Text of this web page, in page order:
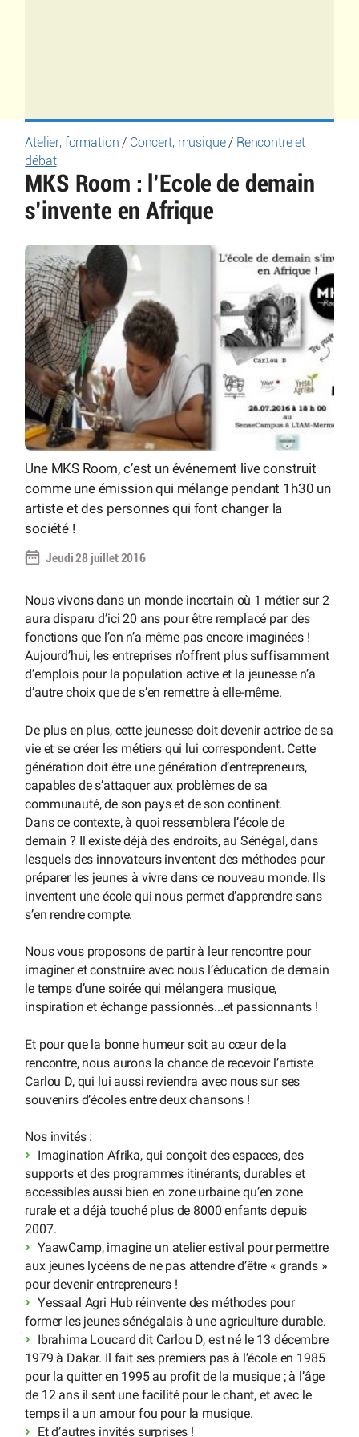
Atelier, formation / Concert, musique/ Rencontre et
débat
MKS Room : l’Ecole de demain
s’invente en Afrique
Une MKS Room, c’est un événement live construit
comme une émission qui mélange pendant 1h30 un
artiste et des personnes qui font changer la
société !
Jeudi 28 juillet 2016
Nous vivons dans un monde incertain où 1 métier sur 2
aura disparu d’ici 20 ans pour être remplacé par des
fonctions que l’on n’a même pas encore imaginées !
Aujourd’hui, les entreprises n’offrent plus suffisamment
d’emplois pour la population active et la jeunesse n’a
d’autre choix que de s’en remettre à elle-même.
De plus en plus, cette jeunesse doit devenir actrice de sa
vie et se créer les métiers qui lui correspondent. Cette
génération doit être une génération d’entrepreneurs,
capables de s’attaquer aux problèmes de sa
communauté, de son pays et de son continent.
Dans ce contexte, à quoi ressemblera l’école de
demain ? Il existe déjà des endroits, au Sénégal, dans
lesquels des innovateurs inventent des méthodes pour
préparer les jeunes à vivre dans ce nouveau monde. Ils
inventent une école qui nous permet d’apprendre sans
s’en rendre compte.
Nous vous proposons de partir à leur rencontre pour
imaginer et construire avec nous l’éducation de demain
le temps d’une soirée qui mélangera musique,
inspiration et échange passionnés...et passionnants !
Et pour que la bonne humeur soit au cœur de la
rencontre, nous aurons la chance de recevoir l’artiste
Carlou D, qui lui aussi reviendra avec nous sur ses
souvenirs d’écoles entre deux chansons !
Nos invités :
Imagination Afrika, qui conçoit des espaces, des
supports et des programmes itinérants, durables et
accessibles aussi bien en zone urbaine qu’en zone
rurale et a déjà touché plus de 8000 enfants depuis
2007.
YaawCamp, imagine un atelier estival pour permettre
aux jeunes lycéens de ne pas attendre d’être « grands »
pour devenir entrepreneurs !
Yessaal Agri Hub réinvente des méthodes pour
former les jeunes sénégalais à une agriculture durable.
Ibrahima Loucard dit Carlou D, est né le 13 décembre
1979 à Dakar. Il fait ses premiers pas à l’école en 1985
pour la quitter en 1995 au profit de la musique ; à l’âge
de 12 ans il sent une facilité pour le chant, et avec le
temps il a un amour fou pour la musique.
Et d’autres invités surprises !